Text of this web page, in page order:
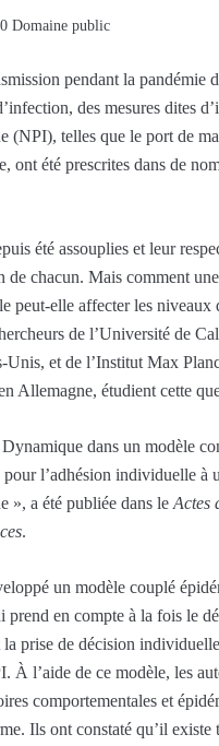
Domaine public
pendant la pandémie
des mesures dites
(NPI), telles que le port de
ont été prescrites dans de
été assouplies et leur
de chacun. Mais comment
peut-elle affecter les niveaux
de l’Université de
Unis, et de l’Institut Max
Allemagne, étudient cette
dans un modèle
l’adhésion individuelle à
», a été publiée dans le Actes
.
un modèle couplé
prend en compte à la fois le
prise de décision
À l’aide de ce modèle, les
comportementales et
Ils ont constaté qu’il existe